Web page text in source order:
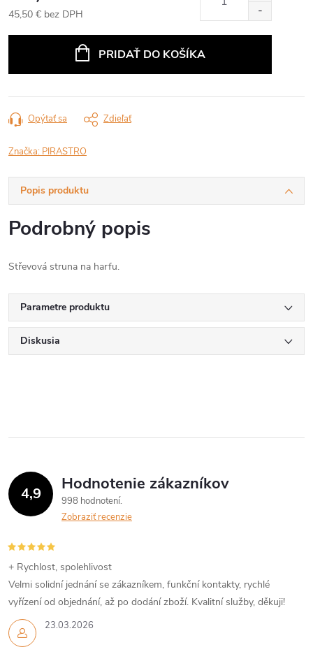
45,50 € bez DPH
PRIDAŤ DO KOŠÍKA
Opýtať sa Zdieľať
Značka: PIRASTRO
Popis produktu
Podrobný popis
Střevová struna na harfu.
Parametre produktu
Diskusia
4,9 Hodnotenie zákazníkov
998 hodnotení
Zobraziť recenzie
23.03.2026
+ Rychlost, spolehlivost
Velmi solidní jednání se zákazníkem, funkční kontakty, rychlé
vyřízení od objednání, až po dodání zboží. Kvalitní služby, děkuji!